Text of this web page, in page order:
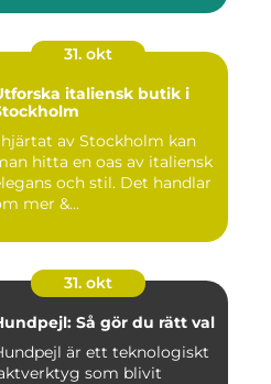
31. okt
italiensk butik i
hjärtat av Stockholm kan
hitta en oas av italiensk
och stil. Det handlar
mer &...
31. okt
Så gör du rätt val
är ett teknologiskt
som blivit